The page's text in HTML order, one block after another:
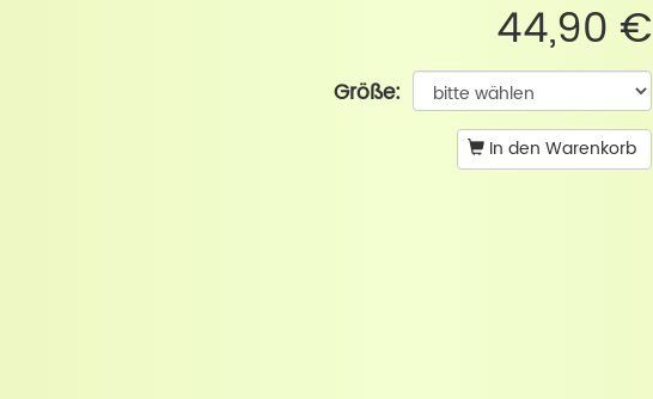
44,90 €
Größe:
In den Warenkorb